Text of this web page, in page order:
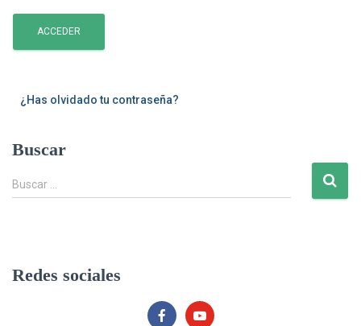
ACCEDER
¿Has olvidado tu contraseña?
Buscar
B
:
Buscar …
Redes sociales